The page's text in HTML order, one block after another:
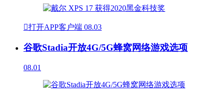
打开APP客户端 08.03
谷歌Stadia开放4G/5G蜂窝网络游戏选项
08.01